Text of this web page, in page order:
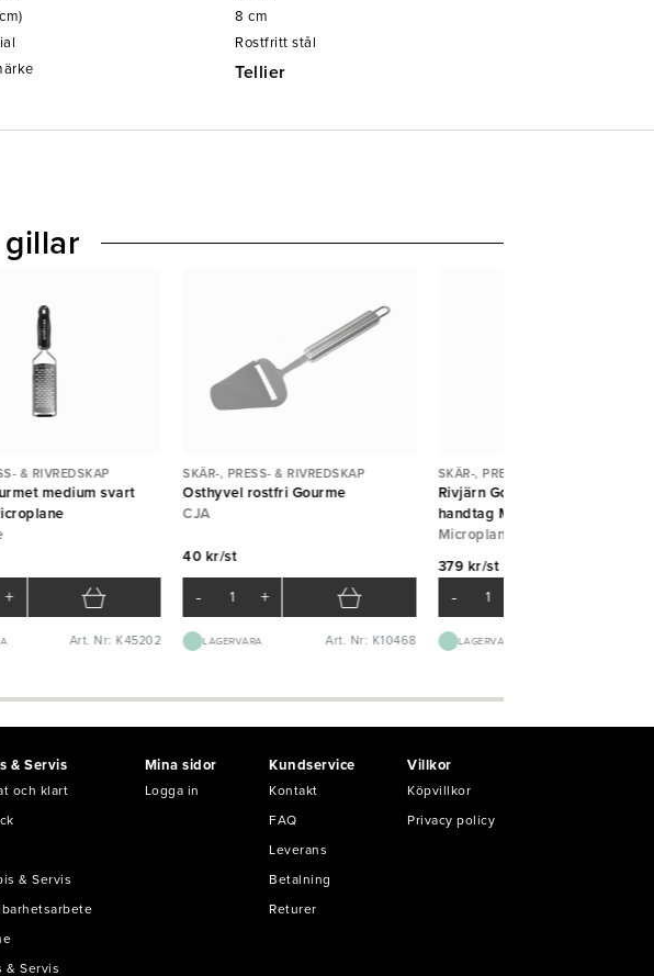
8 cm
Rostfritt stål
Tellier
& RIVREDSKAP
medium svart
+
Art. Nr: K45202
SKÄR-, PRESS- & RIVREDSKAP
Osthyvel rostfri Gourme
CJA
40 kr/st
- +
LAGERVARA Art. Nr: K10468
SKÄR-, PRESS- & RIVREDSKAP
Rivjärn Gourmet grov svart
handtag Microplane
Microplane
379 kr/st
-
LAGERVARA
& Servis
och klart
& Servis
& Servis
Mina sidor
Logga in
Kundservice
Kontakt
FAQ
Leverans
Betalning
Returer
Villkor
Köpvillkor
Privacy policy